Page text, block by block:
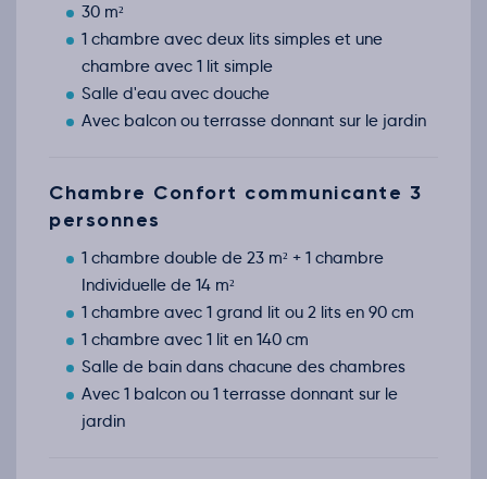
30 m²
1 chambre avec deux lits simples et une
chambre avec 1 lit simple
Salle d'eau avec douche
Avec balcon ou terrasse donnant sur le jardin
Chambre Confort communicante 3
personnes
1 chambre double de 23 m² + 1 chambre
Individuelle de 14 m²
1 chambre avec 1 grand lit ou 2 lits en 90 cm
1 chambre avec 1 lit en 140 cm
Salle de bain dans chacune des chambres
Avec 1 balcon ou 1 terrasse donnant sur le
jardin